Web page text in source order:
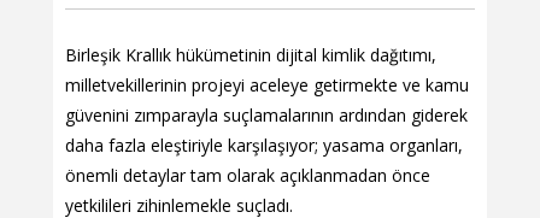
Birleşik Krallık hükümetinin dijital kimlik dağıtımı,
milletvekillerinin projeyi aceleye getirmekte ve kamu
güvenini zımparayla suçlamalarının ardından giderek
daha fazla eleştiriyle karşılaşıyor; yasama organları,
önemli detaylar tam olarak açıklanmadan önce
yetkilileri zihinlemekle suçladı.